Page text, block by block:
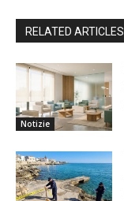
RELATED ARTICLES
Notizie